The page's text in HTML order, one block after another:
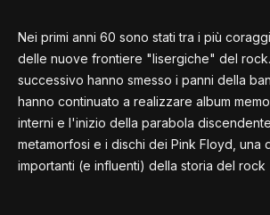
Nei primi anni 60 sono stati tra i più
delle nuove frontiere "lisergiche" del
successivo hanno smesso i panni della
hanno continuato a realizzare album
interni e l'inizio della parabola
metamorfosi e i dischi dei Pink Floyd, una
importanti (e influenti) della storia del rock